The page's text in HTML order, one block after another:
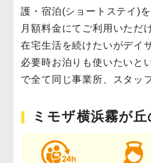
護・宿泊(ショートステイ)
月額料金にてご利用いただ
在宅生活を続けたいがデイ
必要時お泊りも使いたいと
で全て同じ事業所、スタッ
ミモザ横浜霧が丘